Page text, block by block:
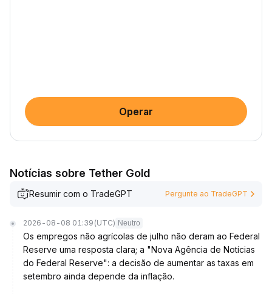
Operar
Notícias sobre Tether Gold
Resumir com o TradeGPT Pergunte ao TradeGPT
2026-08-08 01:39 (UTC) Neutro
Os empregos não agrícolas de julho não deram ao Federal
Reserve uma resposta clara; a "Nova Agência de Notícias
do Federal Reserve": a decisão de aumentar as taxas em
setembro ainda depende da inflação.